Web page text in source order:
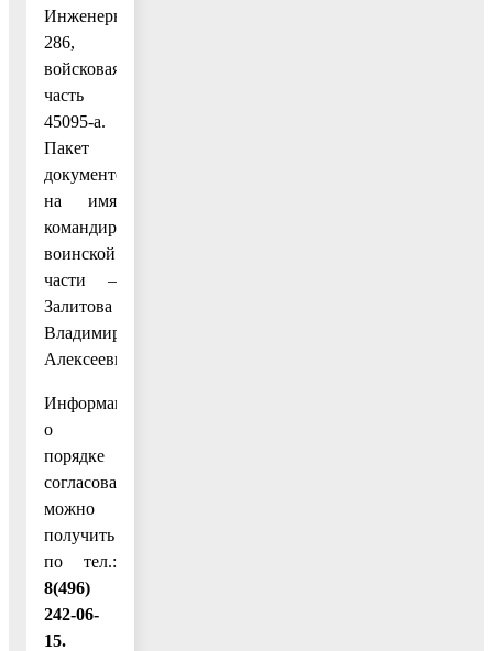
Инженерная
286,
войсковая
часть
45095-а.
Пакет
документов
на имя
командира
воинской
части –
Залитова
Владимира
Алексеевича.
Информацию
о
порядке
согласования
можно
получить
по тел.:
8(496)
242-06-
15.